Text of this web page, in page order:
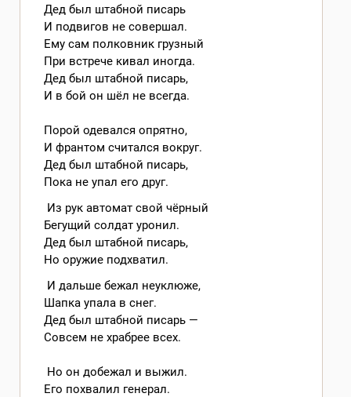
Дед был штабной писарь
И подвигов не совершал.
Ему сам полковник грузный
При встрече кивал иногда.
Дед был штабной писарь,
И в бой он шёл не всегда.
Порой одевался опрятно,
И франтом считался вокруг.
Дед был штабной писарь,
Пока не упал его друг.
Из рук автомат свой чёрный
Бегущий солдат уронил.
Дед был штабной писарь,
Но оружие подхватил.
И дальше бежал неуклюже,
Шапка упала в снег.
Дед был штабной писарь —
Совсем не храбрее всех.
Но он добежал и выжил.
Его похвалил генерал.